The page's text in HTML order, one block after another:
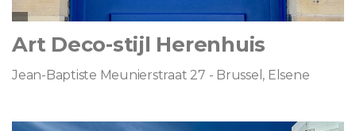
Art Deco-stijl Herenhuis
Jean-Baptiste Meunierstraat 27 - Brussel, Elsene